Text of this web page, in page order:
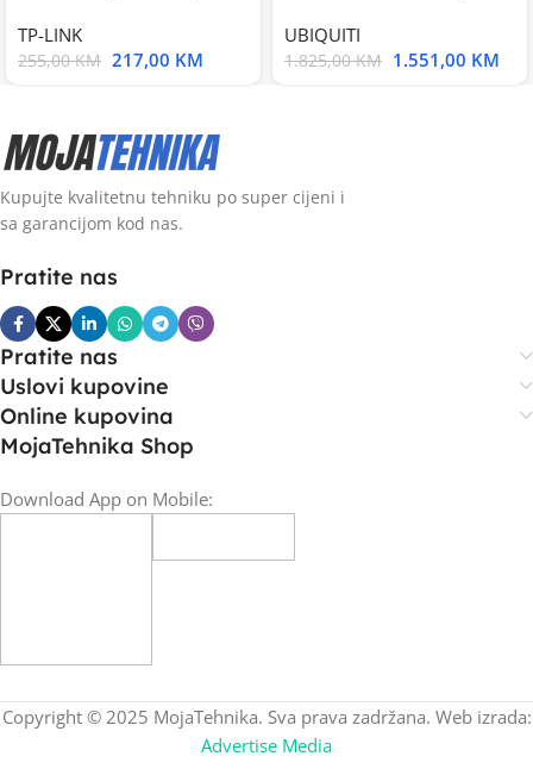
TP-LINK
255,00KM 217,00 KM
UBIQUITI
1.825,00KM 1.551,00 KM
Kupujte kvalitetnu tehniku po super cijeni i
sa garancijom kod nas.
Pratite nas
Pratite nas
Uslovi kupovine
Online kupovina
MojaTehnika Shop
Download App on Mobile:
Copyright © 2025 MojaTehnika. Sva prava zadržana. Web izrada:
Advertise Media